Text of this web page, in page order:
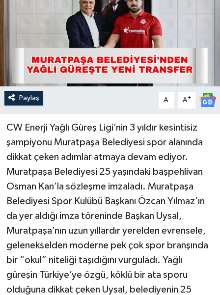
Paylaş A- A+
CW Enerji Yağlı Güreş Ligi’nin 3 yıldır kesintisiz
şampiyonu Muratpaşa Belediyesi spor alanında
dikkat çeken adımlar atmaya devam ediyor.
Muratpaşa Belediyesi 25 yaşındaki başpehlivan
Osman Kan’la sözleşme imzaladı. Muratpaşa
Belediyesi Spor Kulübü Başkanı Özcan Yılmaz’ın
da yer aldığı imza töreninde Başkan Uysal,
Muratpaşa’nın uzun yıllardır yerelden evrensele,
gelenekselden moderne pek çok spor branşında
bir “okul” niteliği taşıdığını vurguladı. Yağlı
güreşin Türkiye’ye özgü, köklü bir ata sporu
olduğuna dikkat çeken Uysal, belediyenin 25
Sağlık & Yaşam
Spor